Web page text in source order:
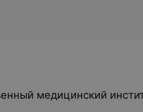
медицинский